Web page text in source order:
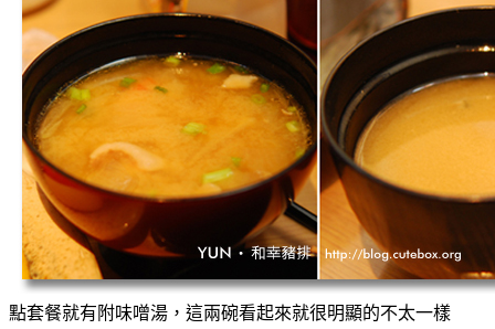
點套餐就有附味噌湯，這兩碗看起來就很明顯的不太一樣